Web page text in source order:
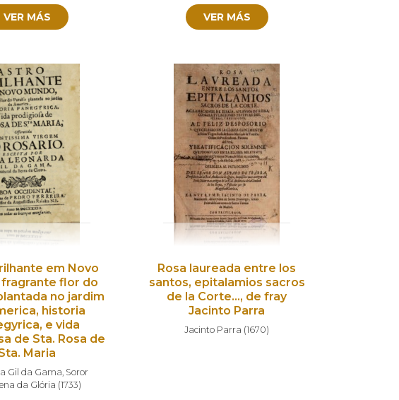
VER MÁS VER MÁS
em Novo
fragrante flor do
no jardim
historia
e vida
de Sta. Rosa de
Maria
Gil da Gama, Soror
da Glória (1733)
Rosa laureada entre los
santos, epitalamios sacros
de la Corte…, de fray
Jacinto Parra
Jacinto Parra (1670)